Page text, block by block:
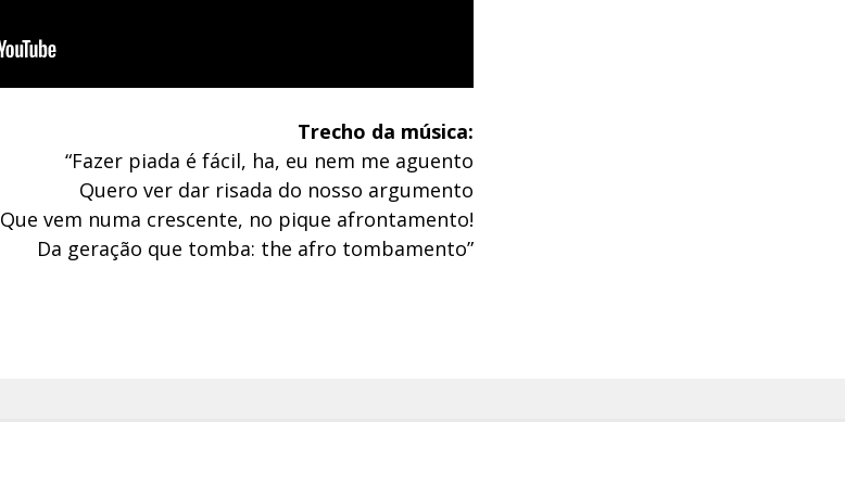
Trecho da música:
“Fazer piada é fácil, ha, eu nem me aguento
Quero ver dar risada do nosso argumento
Que vem numa crescente, no pique afrontamento!
Da geração que tomba: the afro tombamento”